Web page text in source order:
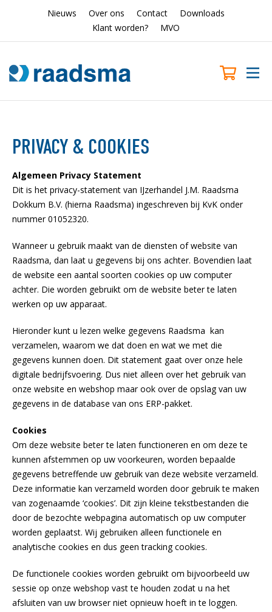
Nieuws Over ons Contact
Downloads
Klant worden?
MVO
PRIVACY & COOKIES
Algemeen Privacy Statement
Dit is het privacy-statement van IJzerhandel J.M. Raadsma
Dokkum B.V. (hierna Raadsma) ingeschreven bij KvK onder
nummer 01052320.
Wanneer u gebruik maakt van de diensten of website van
Raadsma, dan laat u gegevens bij ons achter. Bovendien laat
de website een aantal soorten cookies op uw computer
achter. Die worden gebruikt om de website beter te laten
werken op uw apparaat.
Hieronder kunt u lezen welke gegevens Raadsma kan
verzamelen, waarom we dat doen en wat we met die
gegevens kunnen doen. Dit statement gaat over onze hele
digitale bedrijfsvoering. Dus niet alleen over het gebruik van
onze website en webshop maar ook over de opslag van uw
gegevens in de database van ons ERP-pakket.
Cookies
Om deze website beter te laten functioneren en om deze te
kunnen afstemmen op uw voorkeuren, worden bepaalde
gegevens betreffende uw gebruik van deze website verzameld.
Deze informatie kan verzameld worden door gebruik te maken
van zogenaamde ‘cookies’. Dit zijn kleine tekstbestanden die
door de bezochte webpagina automatisch op uw computer
worden geplaatst. Wij gebruiken alleen functionele en
analytische cookies en dus geen tracking cookies.
De functionele cookies worden gebruikt om bijvoorbeeld uw
sessie op onze webshop vast te houden zodat u na het
afsluiten van uw browser niet opnieuw hoeft in te loggen.